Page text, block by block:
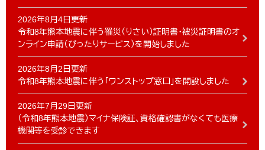
2026年8月4日更新
令和8年熊本地震に伴う罹災（りさい）証明書・被災証明書のオ
ンライン申請（ぴったりサービス）を開始しました
2026年8月2日更新
令和8年熊本地震に伴う「ワンストップ窓口」を開設しました
2026年7月29日更新
（令和8年熊本地震）マイナ保険証、資格確認書がなくても医療
機関等を受診できます